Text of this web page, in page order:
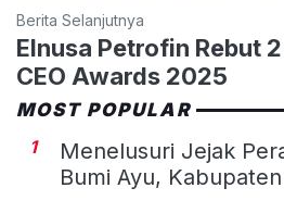
Berita Selanjutnya
Elnusa Petrofin Rebut
CEO Awards 2025
MOST POPULAR
1
Menelusuri Jejak
Bumi Ayu, Kabupaten